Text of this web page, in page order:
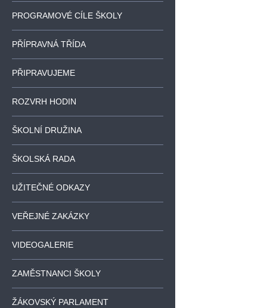
PROGRAMOVÉ CÍLE ŠKOLY
PŘÍPRAVNÁ TŘÍDA
PŘIPRAVUJEME
ROZVRH HODIN
ŠKOLNÍ DRUŽINA
ŠKOLSKÁ RADA
UŽITEČNÉ ODKAZY
VEŘEJNÉ ZAKÁZKY
VIDEOGALERIE
ZAMĚSTNANCI ŠKOLY
ŽÁKOVSKÝ PARLAMENT